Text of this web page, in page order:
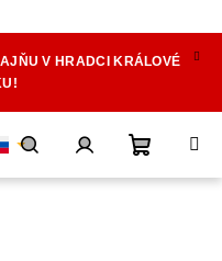
V HRADCI KRÁLOVÉ
HľadaťPrihlásenie